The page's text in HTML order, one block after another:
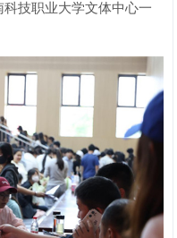
技职业大学文体中心一